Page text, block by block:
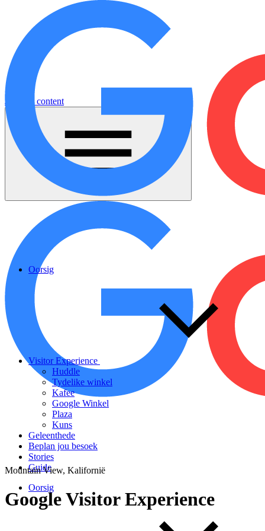
Jump to content
Oorsig
Visitor Experience
Huddle
Tydelike winkel
Kafee
Google Winkel
Plaza
Kuns
Geleenthede
Beplan jou besoek
Stories
Guide
Oorsig
Mountain View, Kalifornië
GoogleVisitor Experience